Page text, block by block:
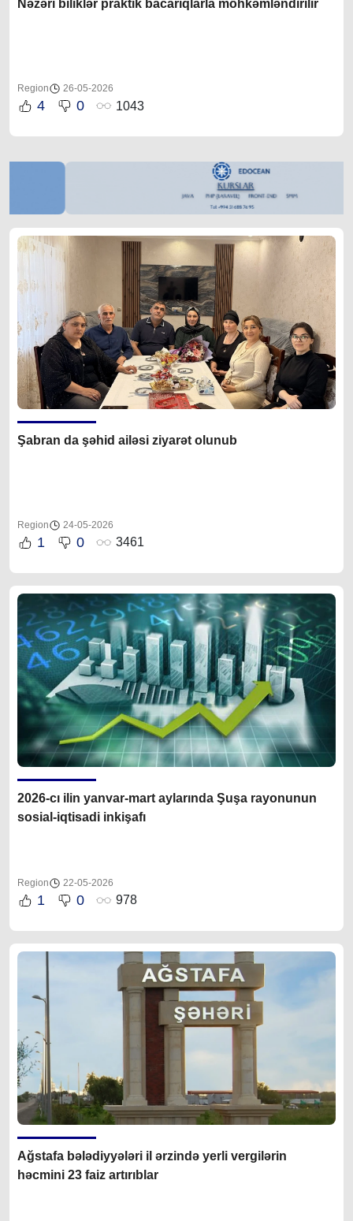
Nəzəri biliklər praktik bacarıqlarla möhkəmləndirilir
Region 26-05-2026
4 0 1043
Şabran da şəhid ailəsi ziyarət olunub
Region 24-05-2026
1 0 3461
2026-cı ilin yanvar-mart aylarında Şuşa rayonunun
sosial-iqtisadi inkişafı
Region 22-05-2026
1 0 978
Ağstafa bələdiyyələri il ərzində yerli vergilərin
həcmini 23 faiz artırıblar